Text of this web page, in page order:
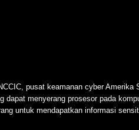
pusat keamanan cyber
dapat menyerang prosesor pada
untuk mendapatkan informasi